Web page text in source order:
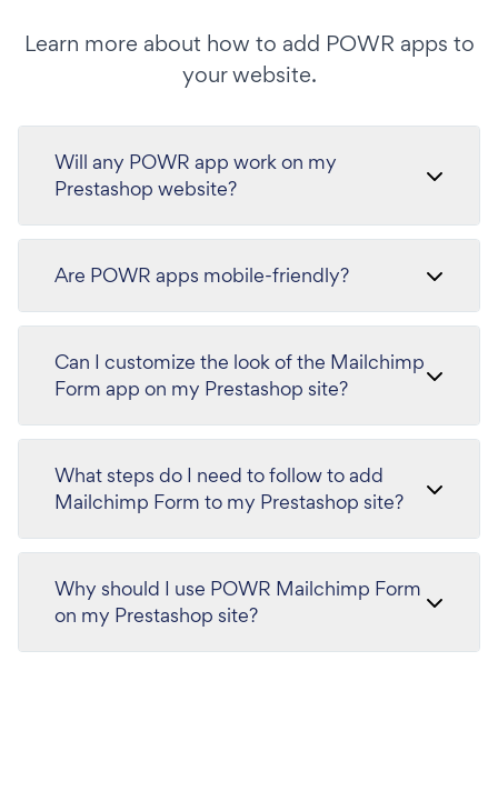
Learn more about how to add POWR apps to
your website.
Will any POWR app work on my
Prestashop website?
Are POWR apps mobile-friendly?
Can I customize the look of the Mailchimp
Form app on my Prestashop site?
What steps do I need to follow to add
Mailchimp Form to my Prestashop site?
Why should I use POWR Mailchimp Form
on my Prestashop site?